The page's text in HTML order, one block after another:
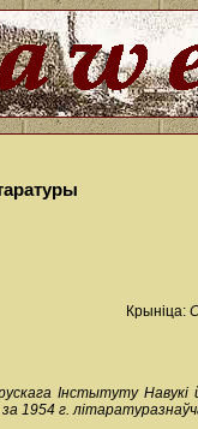
Крыніца:
Інстытуту
1954 г.